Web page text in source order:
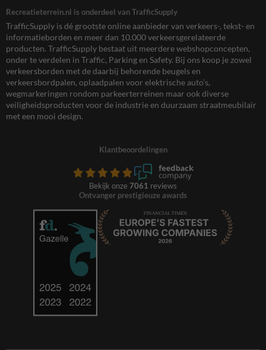
Recreatieterrein.nl is onderdeel van TrafficSupply
TrafficSupply is dé grootste online aanbieder van verkeers-, tekst- en
informatieborden en meer dan 10.000 verkeersgerelateerde
producten. TrafficSupply bestaat uit meerdere webshopconcepten,
onder te verdelen in Traffic, Parking en Safety. Bij ons koop je zowel
verkeersborden met de daarbij behorende beugels en
verkeersbordpalen, oplaadpalen voor elektrische auto’s,
wegmarkeringen rondom parkeerterreinen maar ook diverse
veiligheidsproducten voor de industrie en duurzaam straatmeubilair
met een mooi design.
Klantbeoordelingen
Bekijk onze 7061 reviews
Ontvanger prestigieuze awards